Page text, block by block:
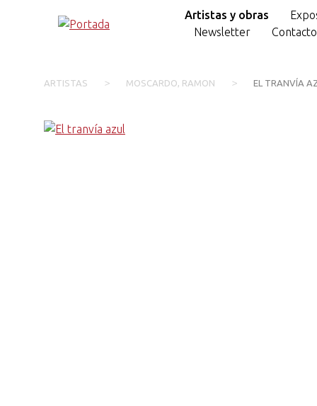
Artistas y obras
Newsletter
Contacto
ARTISTAS > MOSCARDO, RAMON > EL TRANVÍA